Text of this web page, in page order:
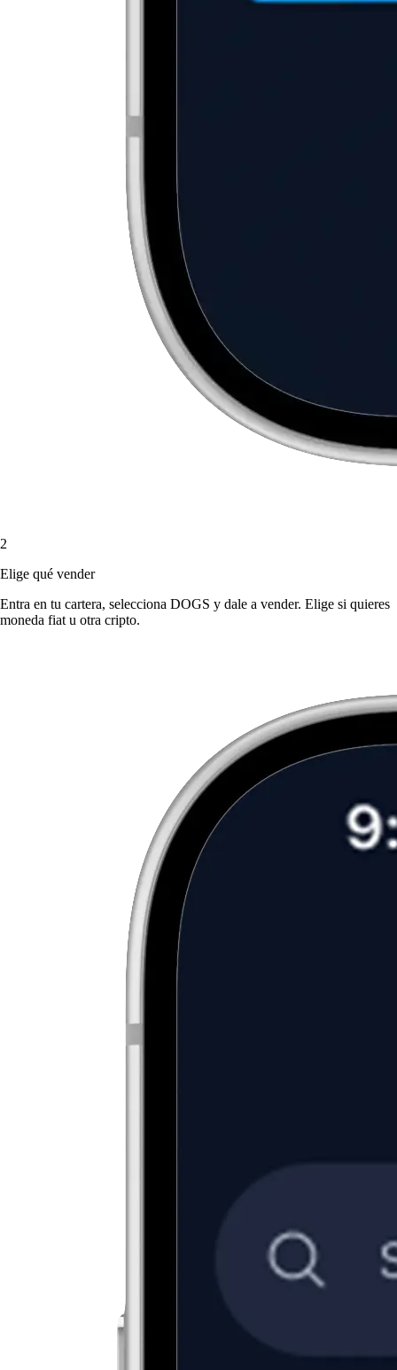
2
Elige qué vender
Entra en tu cartera, selecciona DOGS y dale a vender. Elige si quieres
moneda fiat u otra cripto.